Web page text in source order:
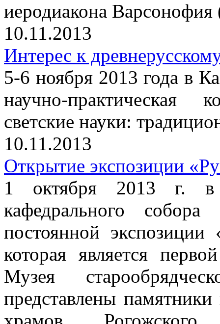
иеродиакона
10.11.2013
Интерес к
5-6 ноября 2013 года в
научно-практическая
светские науки:
10.11.2013
Открытие экспозиции
1 октября 2013 г. в
кафедрального
постоянной
которая является
Музея
представлены